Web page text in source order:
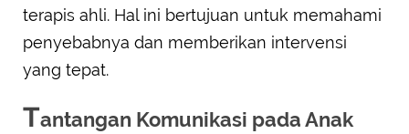
terapis ahli. Hal ini bertujuan untuk memahami
penyebabnya dan memberikan intervensi
yang tepat.
Tantangan Komunikasi pada Anak